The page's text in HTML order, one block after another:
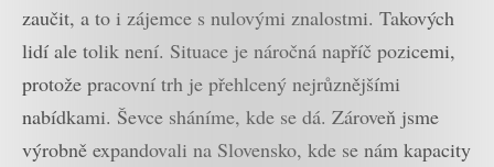
zaučit, a to i zájemce s nulovými znalostmi. Takových
lidí ale tolik není. Situace je náročná napříč pozicemi,
protože pracovní trh je přehlcený nejrůznějšími
nabídkami. Ševce sháníme, kde se dá. Zároveň jsme
výrobně expandovali na Slovensko, kde se nám kapacity